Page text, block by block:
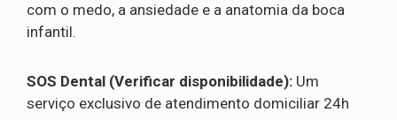
com o medo, a ansiedade e a anatomia da boca
infantil.
SOS Dental (Verificar disponibilidade): Um
serviço exclusivo de atendimento domiciliar 24h